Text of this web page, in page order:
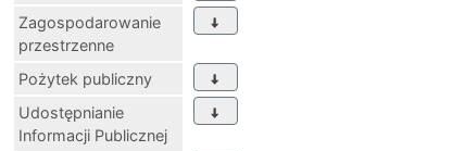
Zagospodarowanie
przestrzenne
Pożytek publiczny
Udostępnianie
Informacji Publicznej